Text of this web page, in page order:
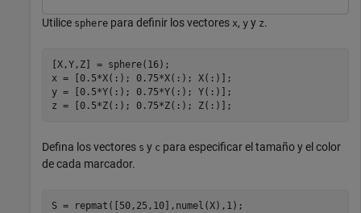
Utilice sphere para definir los vectores x, y y z.
[X,Y,Z] = sphere(16);
x = [0.5*X(:); 0.75*X(:); X(:)];
y = [0.5*Y(:); 0.75*Y(:); Y(:)];
z = [0.5*Z(:); 0.75*Z(:); Z(:)];
Defina los vectores s y c para especificar el tamaño y el color
de cada marcador.
S = repmat([50,25,10],numel(X),1);